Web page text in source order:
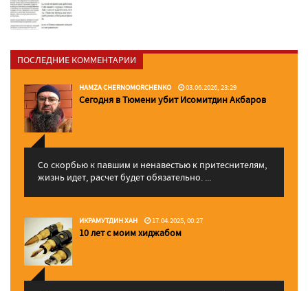
ПОСЛЕДНИЕ КОММЕНТАРИИ
HAMZA CHERNOMORCHENKO 03.06.2026, 23:29
Сегодня в Тюмени убит Исомитдин Акбаров
Со скорбью к павшим и ненавестью к притеснителям,
жизнь идет, расчет будет обязательно. ...
ИКРАМУТДИН ХАН 17.04.2025, 00:27
10 лет с моим хиджабом